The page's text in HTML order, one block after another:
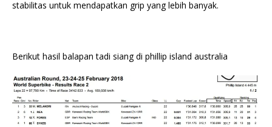
stabilitas untuk mendapatkan grip yang lebih banyak.
Berikut hasil balapan tadi siang di phillip island australia